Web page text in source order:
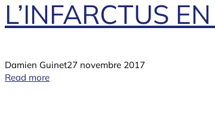
L’INFARCTUS
Damien Guinet27 novembre 2017
Read more